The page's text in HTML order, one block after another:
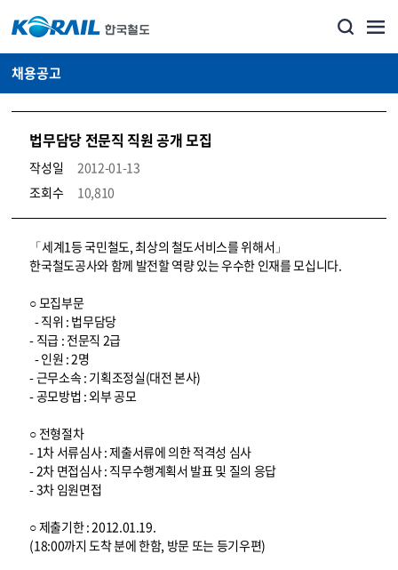
채용공고
법무담당 전문직 직원 공개 모집
작성일
2012-01-13
조회수
10,810
코레일소개_경영공시_채용공고 상세보기 – 내용, 파일, 담당자 연락처로 구성
「세계1등 국민철도, 최상의 철도서비스를 위해서」
한국철도공사와 함께 발전할 역량 있는 우수한 인재를 모십니다.
○ 모집부문
- 직위 : 법무담당
- 직급 : 전문직 2급
- 인원 : 2명
- 근무소속 : 기획조정실(대전 본사)
- 공모방법 : 외부 공모
○ 전형절차
- 1차 서류심사 : 제출서류에 의한 적격성 심사
- 2차 면접심사 : 직무수행계획서 발표 및 질의 응답
- 3차 임원면접
○ 제출기한 : 2012.01.19.
(18:00까지 도착 분에 한함, 방문 또는 등기우편)